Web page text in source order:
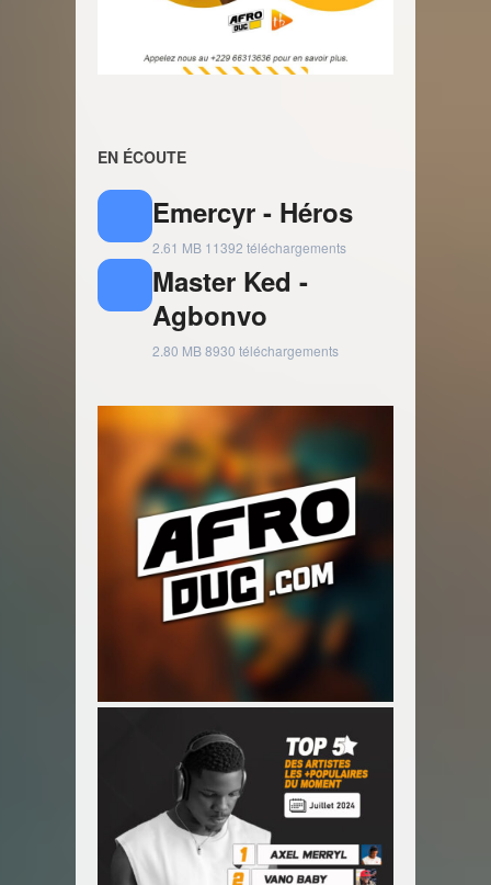
EN ÉCOUTE
Emercyr - Héros
2.61 MB 11392 téléchargements
Master Ked -
Agbonvo
2.80 MB8930 téléchargements